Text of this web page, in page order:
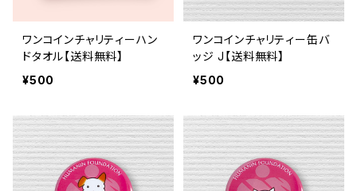
ワンコインチャリティーハン
ドタオル【送料無料】
¥500
ワンコインチャリティー缶バ
ッジ J【送料無料】
¥500